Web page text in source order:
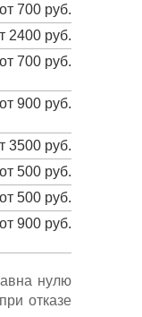
от 700 руб.
2400 руб.
от 700 руб.
от 900 руб.
3500 руб.
от 500 руб.
от 500 руб.
от 900 руб.
нулю
отказе